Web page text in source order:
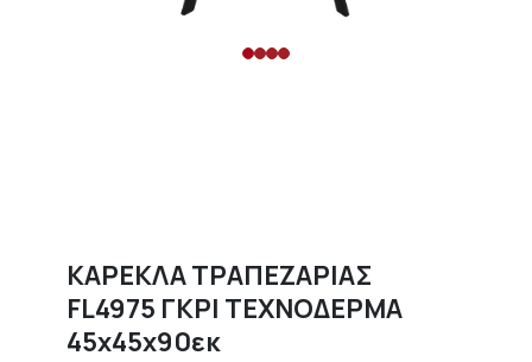
ΚΑΡΕΚΛΑ ΤΡΑΠΕΖΑΡΙΑΣ
FL4975 ΓΚΡΙ ΤΕΧΝΟΔΕΡΜΑ
45x45x90εκ